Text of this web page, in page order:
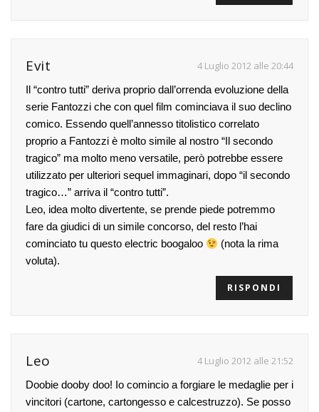
Evit 4 Luglio 2012 alle 20:44
Il “contro tutti” deriva proprio dall’orrenda evoluzione della
serie Fantozzi che con quel film cominciava il suo declino
comico. Essendo quell’annesso titolistico correlato
proprio a Fantozzi è molto simile al nostro “Il secondo
tragico” ma molto meno versatile, però potrebbe essere
utilizzato per ulteriori sequel immaginari, dopo “il secondo
tragico…” arriva il “contro tutti”.
Leo, idea molto divertente, se prende piede potremmo
fare da giudici di un simile concorso, del resto l’hai
cominciato tu questo electric boogaloo
(nota la rima
voluta).
RISPONDI
Leo 4 Luglio 2012 alle 21:52
Doobie dooby doo! Io comincio a forgiare le medaglie per i
vincitori (cartone, cartongesso e calcestruzzo). Se posso